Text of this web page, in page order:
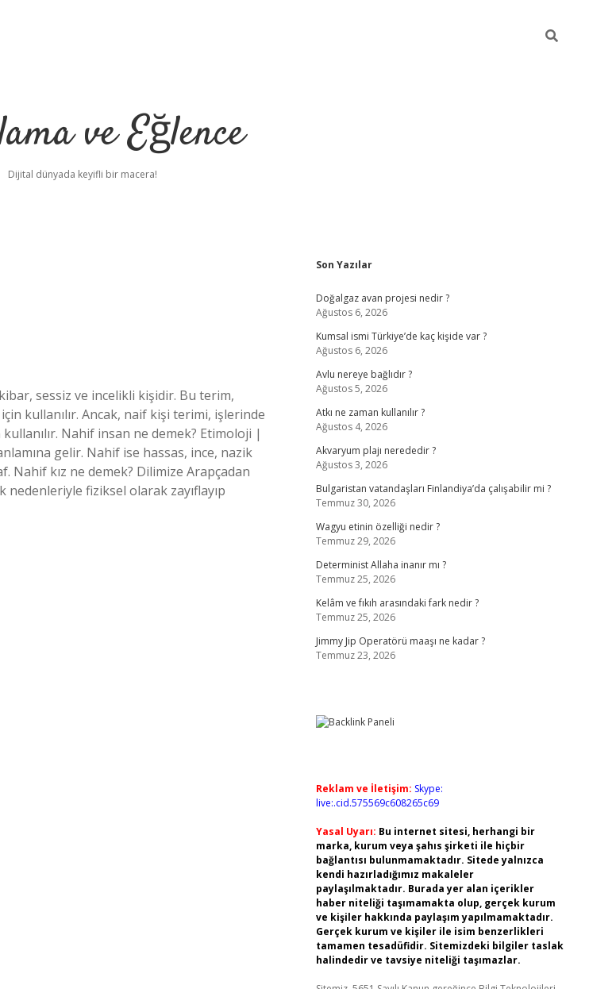
ve Eğlence
Dijital dünyada keyifli bir macera!
sessiz ve incelikli kişidir. Bu terim,
kullanılır. Ancak, naif kişi terimi, işlerinde
Nahif insan ne demek? Etimoloji |
gelir. Nahif ise hassas, ince, nazik
Nahif kız ne demek? Dilimize Arapçadan
fiziksel olarak zayıflayıp
Sidebar
Son Yazılar
Doğalgaz avan projesi nedir ?
Ağustos 6, 2026
Kumsal ismi Türkiye’de kaç kişide var ?
Ağustos 6, 2026
Avlu nereye bağlıdır ?
Ağustos 5, 2026
Atkı ne zaman kullanılır ?
Ağustos 4, 2026
Akvaryum plajı nerededir ?
Ağustos 3, 2026
Bulgaristan vatandaşları Finlandiya’da çalışabilir mi ?
Temmuz 30, 2026
Wagyu etinin özelliği nedir ?
Temmuz 29, 2026
Determinist Allaha inanır mı ?
Temmuz 25, 2026
Kelâm ve fıkıh arasındaki fark nedir ?
Temmuz 25, 2026
Jimmy Jip Operatörü maaşı ne kadar ?
Temmuz 23, 2026
Reklam ve İletişim: Skype:
live:.cid.575569c608265c69
Yasal Uyarı: Bu internet sitesi, herhangi bir
marka, kurum veya şahıs şirketi ile hiçbir
bağlantısı bulunmamaktadır. Sitede yalnızca
kendi hazırladığımız makaleler
paylaşılmaktadır. Burada yer alan içerikler
haber niteliği taşımamakta olup, gerçek kurum
ve kişiler hakkında paylaşım yapılmamaktadır.
Gerçek kurum ve kişiler ile isim benzerlikleri
tamamen tesadüfidir. Sitemizdeki bilgiler taslak
halindedir ve tavsiye niteliği taşımazlar.